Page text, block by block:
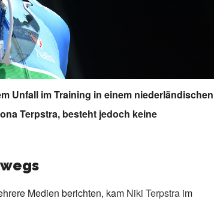
Unfall im Training in einem niederländischen
Terpstra, besteht jedoch keine
Medien berichten, kam Niki Terpstra im